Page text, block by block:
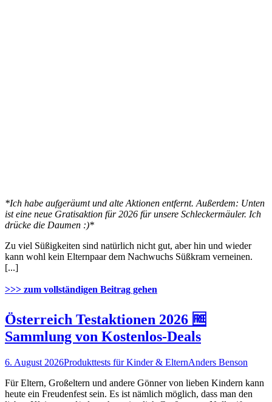
*Ich habe aufgeräumt und alte Aktionen entfernt. Außerdem: Unten
ist eine neue Gratisaktion für 2026 für unsere Schleckermäuler. Ich
drücke die Daumen :)*
Zu viel Süßigkeiten sind natürlich nicht gut, aber hin und wieder
kann wohl kein Elternpaar dem Nachwuchs Süßkram verneinen.
[...]
>>> zum vollständigen Beitrag gehen
Österreich Testaktionen 2026 🆓
Sammlung von Kostenlos-Deals
6. August 2026Produkttests für Kinder & ElternAnders Benson
Für Eltern, Großeltern und andere Gönner von lieben Kindern kann
heute ein Freudenfest sein. Es ist nämlich möglich, dass man den